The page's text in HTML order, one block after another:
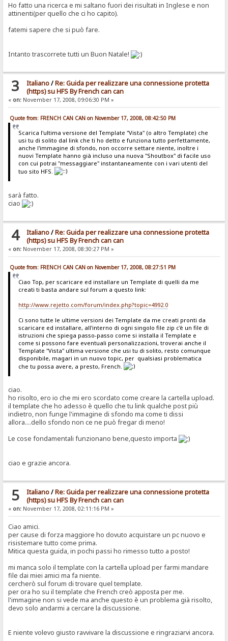
Ho fatto una ricerca e mi saltano fuori dei risultati in Inglese e non
attinenti(per quello che ci ho capito).
fatemi sapere che si può fare.
Intanto trascorrete tutti un Buon Natale!
3 Italiano/Re: Guida per realizzare una connessione protetta
(https) su HFS By French can can
« on: November 17, 2008, 09:06:30 PM »
Quote from: FRENCH CAN CAN on November 17, 2008, 08:42:50 PM
Scarica l'ultima versione del Template "Vista" (o altro Template) che
usi tu di solito dal link che ti ho detto e funziona tutto perfettamente,
anche l'immagine di sfondo, non occorre settare niente, inoltre i
nuovi Template hanno già incluso una nuova "Shoutbox" di facile uso
con cui potrai "messaggiare" instantaneamente con i vari utenti del
tuo sito HFS.
sarà fatto.
ciao
4 Italiano/Re: Guida per realizzare una connessione protetta
(https) su HFS By French can can
« on: November 17, 2008, 08:30:27 PM »
Quote from: FRENCH CAN CAN on November 17, 2008, 08:27:51 PM
Ciao Top, per scaricare ed installare un Template di quelli da me
creati ti basta andare sul forum a questo link:
http://www.rejetto.com/forum/index.php?topic=4992.0
Ci sono tutte le ultime versioni dei Template da me creati pronti da
scaricare ed installare, all'interno di ogni singolo file zip c'è un file di
istruzioni che spiega passo-passo come si installa il Template e
come si possono fare eventuali personalizzazioni, troverai anche il
Template "Vista" ultima versione che usi tu di solito, resto comunque
disponibile, magari in un nuovo topic, per qualsiasi problematica
che tu possa avere, a presto, French.
ciao.
ho risolto, ero io che mi ero scordato come creare la cartella upload.
il template che ho adesso è quello che tu link qualche post più
indietro, non funge l'immagine di sfondo ma come ti dissi
allora....dello sfondo non ce ne può fregar di meno!
Le cose fondamentali funzionano bene,questo importa
ciao e grazie ancora.
5 Italiano/Re: Guida per realizzare una connessione protetta
(https) su HFS By French can can
« on: November 17, 2008, 02:11:16 PM »
Ciao amici.
per cause di forza maggiore ho dovuto acquistare un pc nuovo e
risistemare tutto come prima.
Mitica questa guida, in pochi passi ho rimesso tutto a posto!
mi manca solo il template con la cartella upload per farmi mandare
file dai miei amici ma fa niente.
cercherò sul forum di trovare quel template.
per ora ho su il template che French creò apposta per me.
l'immagine non si vede ma anche questo è un problema già risolto,
devo solo andarmi a cercare la discussione.
E niente volevo giusto ravvivare la discussione e ringraziarvi ancora.